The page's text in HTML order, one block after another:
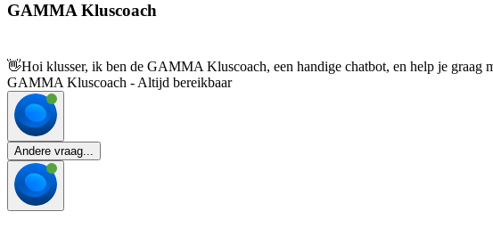
GAMMA Kluscoach
👋Hoi klusser, ik ben de GAMMA Kluscoach, een handige chatbot, en help je graag
GAMMA Kluscoach - Altijd bereikbaar
Andere vraag...